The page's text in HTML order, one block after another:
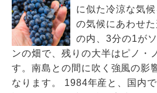
に似た冷涼な気
の気候にあわせ
の内、3分の1が
ンの畑で、残りの大半はピノ・
す。南島との間に吹く強風の影
なります。 1984年産と、国内